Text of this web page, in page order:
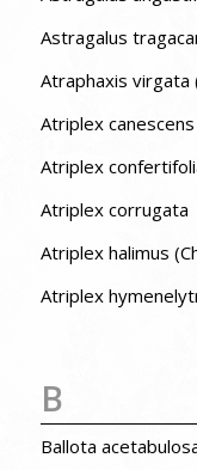
Astragalus
Atraphaxis virgata
Atriplex canescens
Atriplex
Atriplex corrugata
Atriplex halimus
Atriplex
B
Ballota